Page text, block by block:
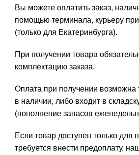
Вы можете оплатить заказ,
помощью терминала, курьеру
(только для Екатеринбурга).
При получении товара
комплектацию заказа.
Оплата при получении возможна
в наличии, либо входит в
(пополнение запасов
Если товар доступен только для
требуется внести предоплату,